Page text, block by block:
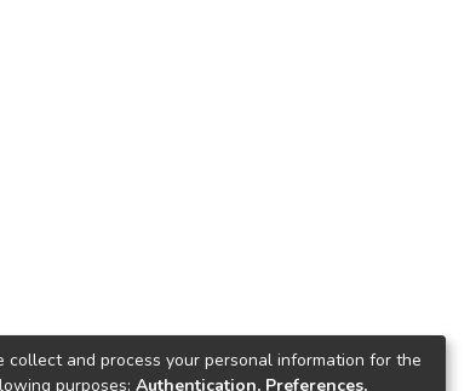
collect and process your personal information for the
purposes: Authentication, Preferences,